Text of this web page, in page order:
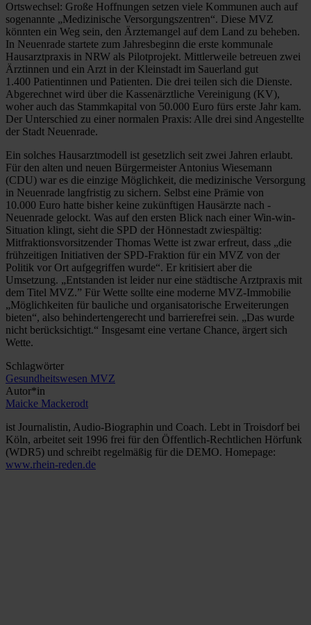
Ortswechsel: Große Hoffnungen setzen viele Kommunen auch auf
sogenannte „Medizinische Versorgungszentren“. Diese MVZ
könnten ein Weg sein, den Ärztemangel auf dem Land zu beheben.
In Neuenrade startete zum Jahresbeginn die erste kommunale
Hausarztpraxis in NRW als Pilotprojekt. Mittlerweile betreuen zwei
Ärztinnen und ein Arzt in der Kleinstadt im Sauerland gut
1.400 Patientinnen und Patienten. Die drei teilen sich die Dienste.
Abgerechnet wird über die Kassenärztliche Vereinigung (KV),
woher auch das Stammkapital von 50.000 Euro fürs erste Jahr kam.
Der Unterschied zu einer normalen ­Praxis: Alle drei sind Angestellte
der Stadt Neuenrade.
Ein solches Hausarztmodell ist gesetzlich seit zwei Jahren erlaubt.
Für den alten und neuen Bürgermeister Antonius ­Wiesemann
(CDU) war es die einzige Möglichkeit, die medizinische Versorgung
in Neuenrade langfristig zu sichern. Selbst eine Prämie von
10.000 Euro hatte bisher keine zukünftigen Hausärzte nach ­
Neuenrade gelockt. Was auf den ersten Blick nach einer Win-win-
Situation klingt, sieht die SPD der Hönnestadt zwiespältig:
Mitfraktionsvorsitzender Thomas Wette ist zwar erfreut, dass „die
frühzeitigen Initiativen der SPD-Fraktion für ein MVZ von der
Politik vor Ort aufgegriffen wurde“. Er kritisiert aber die
Umsetzung. „Entstanden ist leider nur eine städtische Arztpraxis mit
dem Titel MVZ.” Für Wette sollte eine moderne MVZ-Immobilie
„Möglichkeiten für bauliche und organisatorische Erweiterungen
bieten“, also behindertengerecht und barrierefrei sein. „Das wurde
nicht berücksichtigt.“ Insgesamt eine vertane Chance, ärgert sich
Wette.
Schlagwörter
Gesundheitswesen MVZ
Autor*in
Maicke Mackerodt
ist Journalistin, Audio-Biographin und Coach. Lebt in Troisdorf bei
Köln, arbeitet seit 1996 frei für den Öffentlich-Rechtlichen Hörfunk
(WDR5) und schreibt regelmäßig für die DEMO. Homepage:
www.rhein-reden.de